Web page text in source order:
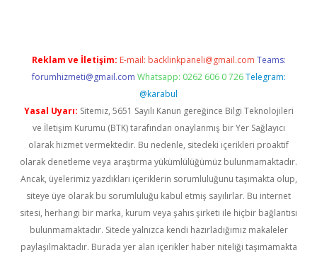
Reklam ve İletişim: E-mail: backlinkpaneli@gmail.com Teams:
forumhizmeti@gmail.com Whatsapp: 0262 606 0 726 Telegram:
@karabul
Yasal Uyarı: Sitemiz, 5651 Sayılı Kanun gereğince Bilgi Teknolojileri
ve İletişim Kurumu (BTK) tarafından onaylanmış bir Yer Sağlayıcı
olarak hizmet vermektedir. Bu nedenle, sitedeki içerikleri proaktif
olarak denetleme veya araştırma yükümlülüğümüz bulunmamaktadır.
Ancak, üyelerimiz yazdıkları içeriklerin sorumluluğunu taşımakta olup,
siteye üye olarak bu sorumluluğu kabul etmiş sayılırlar. Bu internet
sitesi, herhangi bir marka, kurum veya şahıs şirketi ile hiçbir bağlantısı
bulunmamaktadır. Sitede yalnızca kendi hazırladığımız makaleler
paylaşılmaktadır. Burada yer alan içerikler haber niteliği taşımamakta